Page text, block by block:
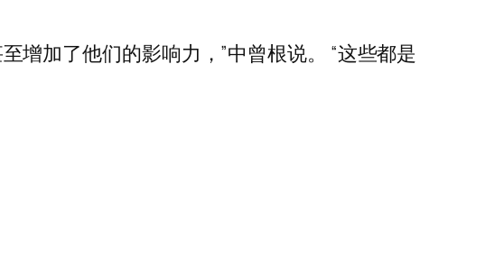
增加了他们的影响力，”中曾根说。 “这些都是